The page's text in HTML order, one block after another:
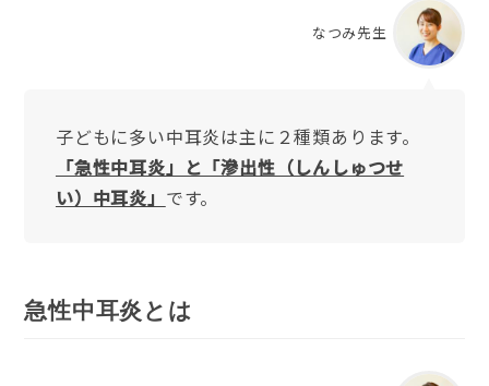
なつみ先生
子どもに多い中耳炎は主に２種類あります。
「急性中耳炎」と「滲出性（しんしゅつせ
い）中耳炎」 です。
急性中耳炎とは